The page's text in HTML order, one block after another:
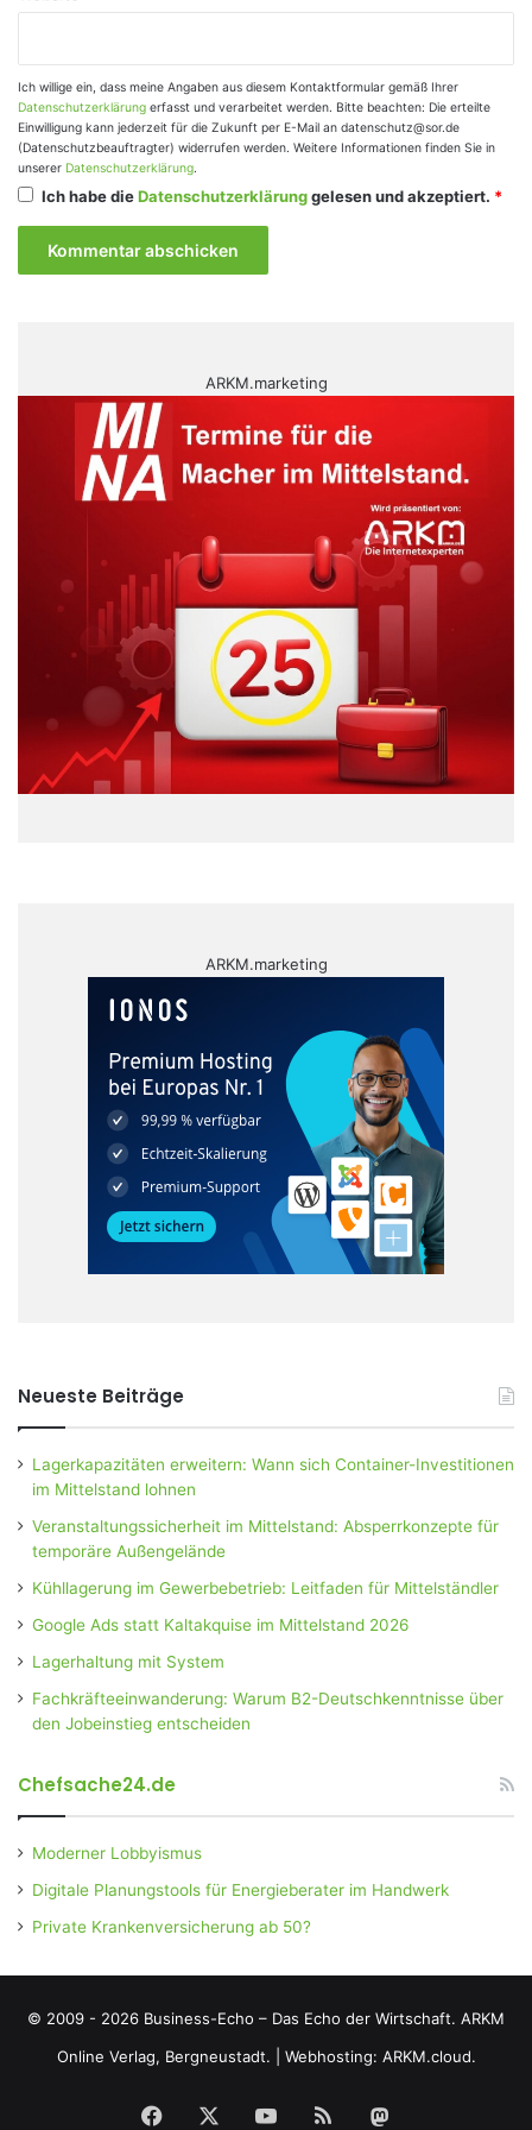
Ich willige ein, dass meine Angaben aus diesem Kontaktformular gemäß Ihrer
Datenschutzerklärung erfasst und verarbeitet werden. Bitte beachten: Die erteilte
Einwilligung kann jederzeit für die Zukunft per E-Mail an datenschutz@sor.de
(Datenschutzbeauftragter) widerrufen werden. Weitere Informationen finden Sie in
unserer Datenschutzerklärung.
Ich habe dieDatenschutzerklärunggelesen und akzeptiert. *
ARKM.marketing
ARKM.marketing
Neueste Beiträge
Lagerkapazitäten erweitern: Wann sich Container-Investitionen
im Mittelstand lohnen
Veranstaltungssicherheit im Mittelstand: Absperrkonzepte für
temporäre Außengelände
Kühllagerung im Gewerbebetrieb: Leitfaden für Mittelständler
Google Ads statt Kaltakquise im Mittelstand 2026
Lagerhaltung mit System
Fachkräfteeinwanderung: Warum B2-Deutschkenntnisse über
den Jobeinstieg entscheiden
Chefsache24.de
Moderner Lobbyismus
Digitale Planungstools für Energieberater im Handwerk
Private Krankenversicherung ab 50?
© 2009 - 2026 Business-Echo – Das Echo der Wirtschaft. ARKM
Online Verlag, Bergneustadt.
Webhosting: ARKM.cloud.
Facebook YouTubeRSS